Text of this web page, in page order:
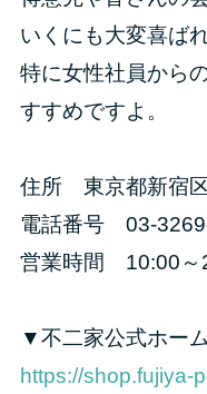
いくにも大変喜ば
特に女性社員から
すすめですよ。
住所 東京都新宿
電話番号 03-
営業時間 10:00～
▼不二家公式ホー
https://shop.fujiya-